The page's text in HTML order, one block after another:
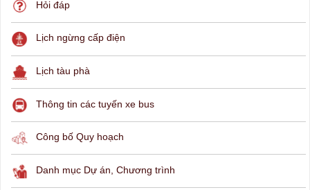
Hỏi đáp
Lịch ngừng cấp điện
Lịch tàu phà
Thông tin các tuyến xe bus
Công bố Quy hoạch
Danh mục Dự án, Chương trình